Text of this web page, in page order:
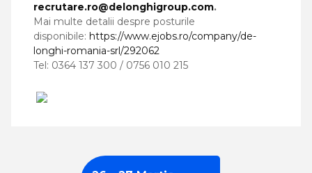
recrutare.ro@delonghigroup.com.
Mai multe detalii despre posturile
disponibile: https://www.ejobs.ro/company/de-
longhi-romania-srl/292062
Tel: 0364 137 300 / 0756 010 215